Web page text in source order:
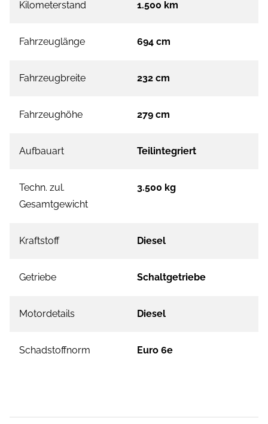
Kilometerstand 1.500 km
Fahrzeuglänge 694 cm
Fahrzeugbreite 232 cm
Fahrzeughöhe 279 cm
Aufbauart Teilintegriert
Techn. zul.
Gesamtgewicht
3.500 kg
Kraftstoff Diesel
Getriebe Schaltgetriebe
Motordetails Diesel
Schadstoffnorm Euro 6e